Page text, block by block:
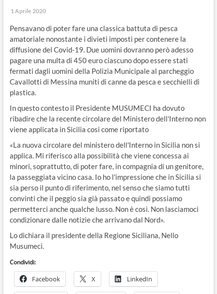
1 Aprile 2020
Pensavano di poter fare una classica battuta di pesca
amatoriale nonostante i divieti imposti per contenere la
diffusione del Covid-19. Due uomini dovranno però adesso
pagare una multa di 450 euro ciascuno dopo essere stati
fermati dagli uomini della Polizia Municipale al parcheggio
Cavallotti di Messina muniti di canne da pesca e secchielli di
plastica.
In questo contesto il Presidente MUSUMECI ha dovuto
ribadire che la recente circolare del Ministero dell'Interno non
viene applicata in Sicilia cosi come riportato
«La nuova circolare del ministero dell'Interno in Sicilia non si
applica. Mi riferisco alla possibilità che viene concessa ai
minori, soprattutto, di poter fare, in compagnia di un genitore,
la passeggiata vicino casa. Io ho l'impressione che in Sicilia si
sia perso il punto di riferimento, nel senso che siamo tutti
convinti che il peggio sia già passato e quindi possiamo
permetterci anche qualche lusso. Non è così. Non lasciamoci
condizionare dalle notizie che arrivano dal Nord».
Lo dichiara il presidente della Regione Siciliana, Nello
Musumeci.
Condividi:
Facebook X LinkedIn